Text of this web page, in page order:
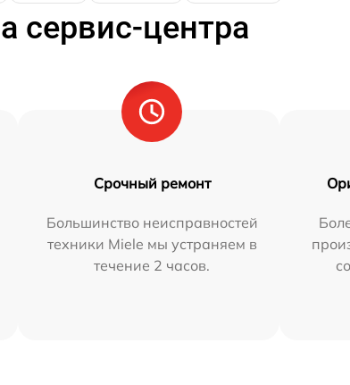
сервис-центра
Срочный ремонт
Большинство неисправностей
техники Miele мы устраняем в
течение 2 часов.